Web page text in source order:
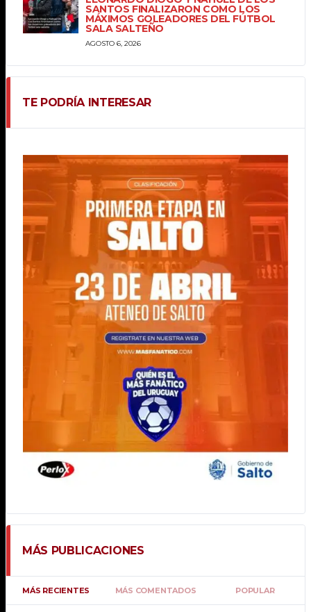
SANTOS FINALIZARON COMO LOS
MÁXIMOS GOLEADORES DEL FÚTBOL
SALA SALTEÑO
AGOSTO 6, 2026
TE PODRÍA INTERESAR
MÁS PUBLICACIONES
MÁS RECIENTES MÁS COMENTADOS POPULAR